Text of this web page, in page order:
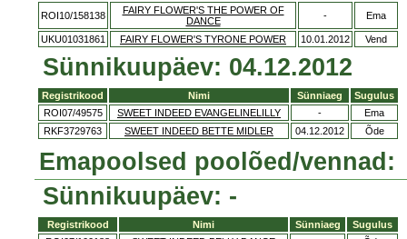
ROI10/158138
FAIRY FLOWER'S THE POWER OF
DANCE
- Ema
UKU01031861 FAIRY FLOWER'S TYRONE POWER 10.01.2012 Vend
Sünnikuupäev: 04.12.2012
Registrikood Nimi Sünniaeg
Sugulus
ROI07/49575
SWEET INDEED EVANGELINELILLY -
Ema
RKF3729763
SWEET INDEED BETTE MIDLER 04.12.2012 Õde
Emapoolsed poolõed/vennad:
Sünnikuupäev: -
Registrikood Nimi Sünniaeg
Sugulus